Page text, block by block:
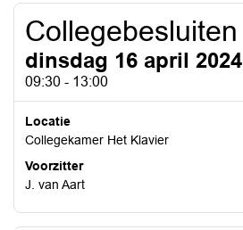
Collegebesluiten
dinsdag 16 april 2024
09:30 - 13:00
Locatie
Collegekamer Het Klavier
Voorzitter
J. van Aart